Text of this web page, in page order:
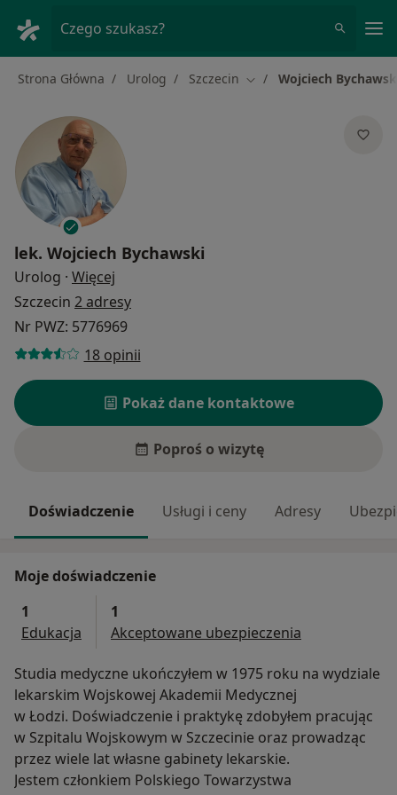
Czego szukasz?
Strona Główna Urolog Szczecin Zmień miasto
Wojciech
lek. Wojciech Bychawski
Urolog · Więcej
Szczecin 2 adresy
Nr PWZ: 5776969
18 opinii
Pokaż dane kontaktowe
Poproś o wizytę
Doświadczenie Usługi i ceny Adresy
Moje doświadczenie
1
Edukacja
1
Akceptowane ubezpieczenia
Studia medyczne ukończyłem w 1975 roku na wydziale
lekarskim Wojskowej Akademii Medycznej
w Łodzi. Doświadczenie i praktykę zdobyłem pracując
w Szpitalu Wojskowym w Szczecinie oraz prowadząc
przez wiele lat własne gabinety lekarskie.
Jestem członkiem Polskiego Towarzystwa